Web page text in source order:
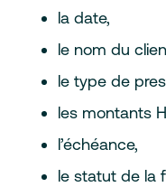
la date,
le nom du
le type de
les montants
l’échéance,
le statut de la